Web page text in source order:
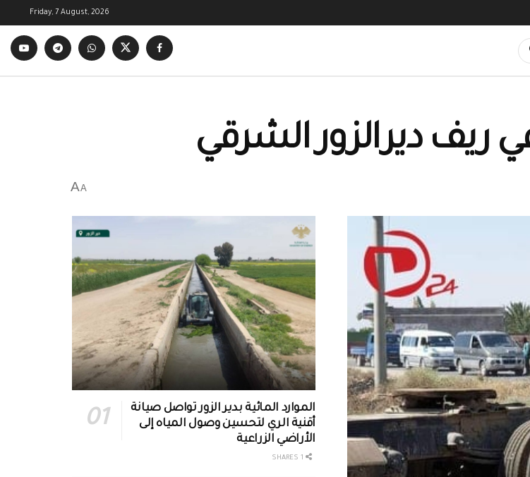
Friday, 7 August, 2026
ريف ديرالزور الشرقي
A
A
الموارد المائية بدير الزور تواصل صيانة
أقنية الري لتحسين وصول المياه إلى
الأراضي الزراعية